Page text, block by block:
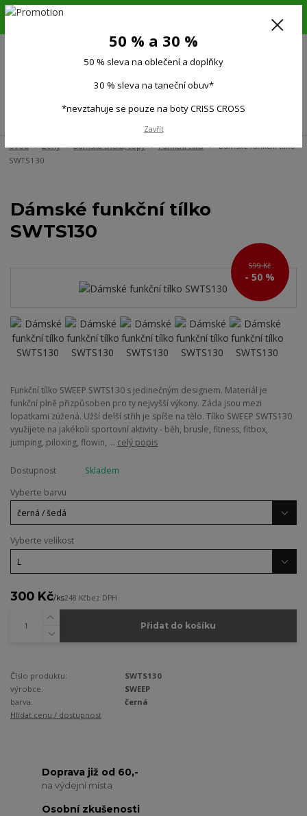
6.-16.8.26. DOVOLENÁ !!! 50 % SLEVA na všechno oblečení a doplňky !!!
(Po-Pá 9:00-15.00)
Úvod Ženy Dámská trička, topy Funkční tílka
Dámské funkční tílko
SWTS130
Dámské funkční tílko
SWTS130
599 Kč
- 50 %
Funkční tílko SWEEP SWTS130 s jedinečným designem. Materiál je
funkční plně přizpůsoben pro ty nejvyšší výkony. Záda jsou mezi
lopatkami zúžená. Užší delší střih je spíše na tělo. Tílko SWEEP SWTS130
využijete na jakékoli sportovní aktivity - běh, brusle, fitness, fitbox,
jumping, piloxing, flowin, ... celý popis
Dostupnost
Skladem
Vyberte barvu
Vyberte velikost
300 Kč/ks248 Kčbez DPH
Přidat do košíku
Číslo produktu:
SWTS130
výrobce:
SWEEP
barva:
černá
Hlídat cenu / dostupnost
Doprava již od 60,-
na výdejní místa
Osobní zkušenosti
50 % a 30 %
50 % sleva na oblečení a doplňky
30 % sleva na taneční obuv*
*nevztahuje se pouze na boty CRISS CROSS
Zavřít